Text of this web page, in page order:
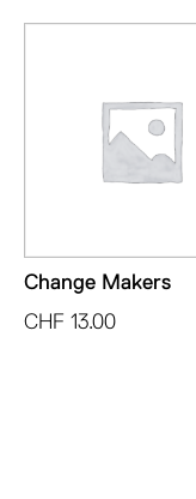
Change Makers
CHF 13.00